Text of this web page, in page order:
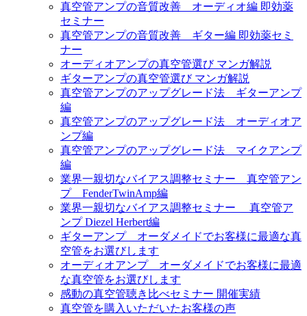
真空管アンプの音質改善 オーディオ編 即効薬
セミナー
真空管アンプの音質改善 ギター編 即効薬セミ
ナー
オーディオアンプの真空管選び マンガ解説
ギターアンプの真空管選び マンガ解説
真空管アンプのアップグレード法 ギターアンプ
編
真空管アンプのアップグレード法 オーディオア
ンプ編
真空管アンプのアップグレード法 マイクアンプ
編
業界一親切なバイアス調整セミナー 真空管アン
プ FenderTwinAmp編
業界一親切なバイアス調整セミナー 真空管ア
ンプ Diezel Herbert編
ギターアンプ オーダメイドでお客様に最適な真
空管をお選びします
オーディオアンプ オーダメイドでお客様に最適
な真空管をお選びします
感動の真空管聴き比べセミナー 開催実績
真空管を購入いただいたお客様の声